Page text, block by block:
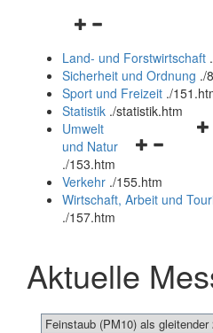
Navigationsmenü
und
schließen
Land- und Forstwirtschaft .
Sicherheit und Ordnung ./
Sport und Freizeit ./
Statistik ./statistik.htm
und
schließen
Umwelt
und Natur
./153.htm
Verkehr ./155.htm
Wirtschaft, Arbeit und
./157.htm
Aktuelle